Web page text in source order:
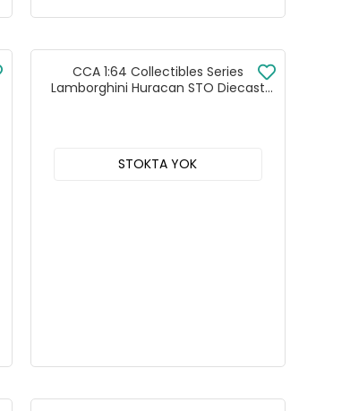
CCA 1:64 Collectibles Series
Lamborghini Huracan STO Diecast
STOKTA YOK